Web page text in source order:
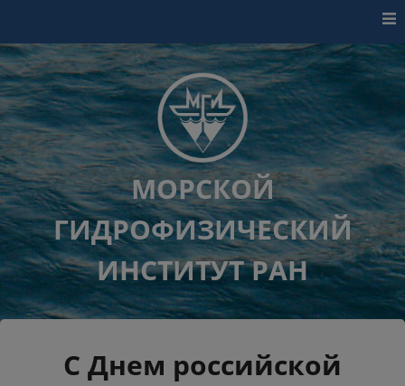
МОРСКОЙ
ГИДРОФИЗИЧЕСКИЙ
ИНСТИТУТ РАН
С Днем российской